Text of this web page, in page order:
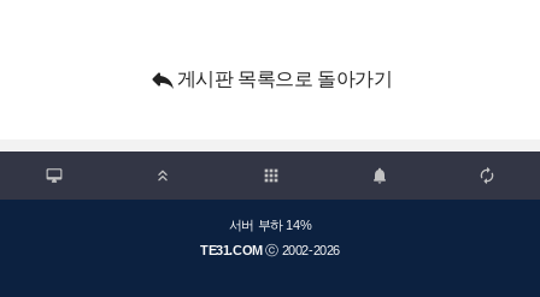
 게시판 목록으로 돌아가기
  apps  
서버 부하 14%
TE31.COMⓒ 2002-2026